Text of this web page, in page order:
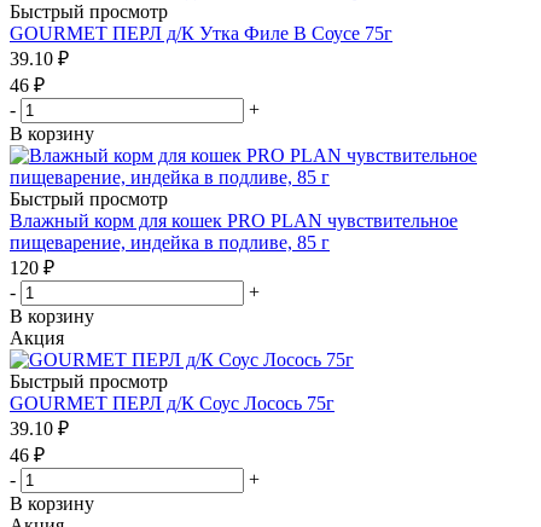
Быстрый просмотр
GOURMET ПЕРЛ д/К Утка Филе В Соусе 75г
39.10 ₽
46 ₽
-
+
В корзину
Быстрый просмотр
Влажный корм для кошек PRO PLAN чувствительное
пищеварение, индейка в подливе, 85 г
120 ₽
-
+
В корзину
Акция
Быстрый просмотр
GOURMET ПЕРЛ д/К Соус Лосось 75г
39.10 ₽
46 ₽
-
+
В корзину